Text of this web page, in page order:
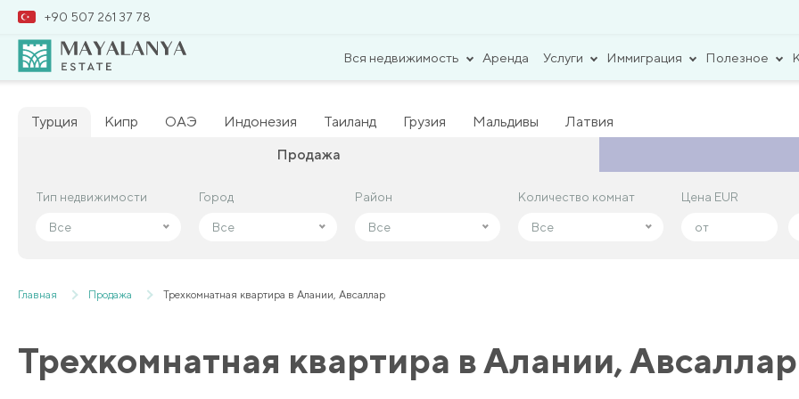
+90 507 261 37 78
Вся недвижимость Аренда Услуги Иммиграция Полезное
Турция Кипр ОАЭ Индонезия Таиланд Грузия Мальдивы
Латвия
Продажа
Тип недвижимости
Все
Город
Все
Район
Все
Количество комнат
Все
Цена EUR
Тип недвижимости
Все
Город
Все
Район
Все
Количество комнат
Все
Цена EUR
Главная Продажа Трехкомнатная квартира в Алании, Авсаллар
Трехкомнатная квартира в Алании, Авсаллар